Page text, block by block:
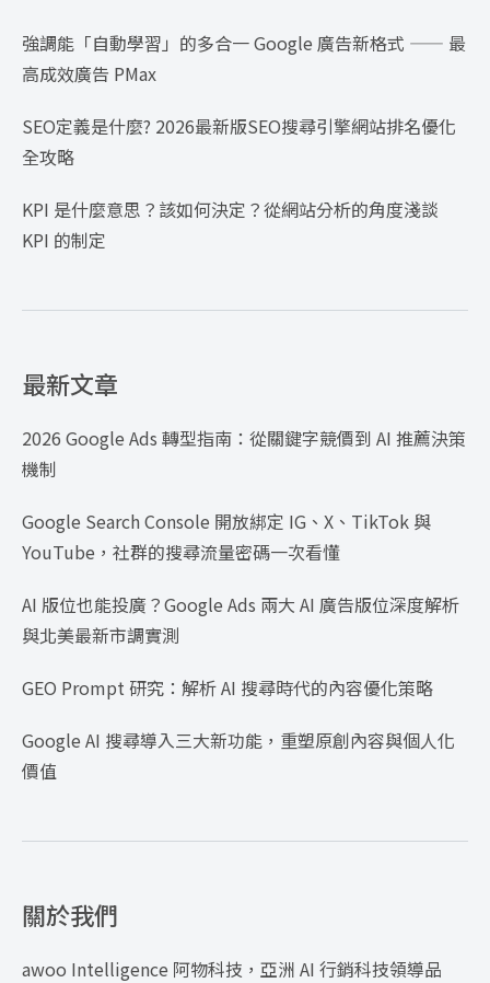
強調能「自動學習」的多合一 Google 廣告新格式 —— 最
高成效廣告 PMax
SEO定義是什麼? 2026最新版SEO搜尋引擎網站排名優化
全攻略
KPI 是什麼意思？該如何決定？從網站分析的角度淺談
KPI 的制定
最新文章
2026 Google Ads 轉型指南：從關鍵字競價到 AI 推薦決策
機制
Google Search Console 開放綁定 IG、X、TikTok 與
YouTube，社群的搜尋流量密碼一次看懂
AI 版位也能投廣？Google Ads 兩大 AI 廣告版位深度解析
與北美最新市調實測
GEO Prompt 研究：解析 AI 搜尋時代的內容優化策略
Google AI 搜尋導入三大新功能，重塑原創內容與個人化
價值
關於我們
awoo Intelligence 阿物科技，亞洲 AI 行銷科技領導品